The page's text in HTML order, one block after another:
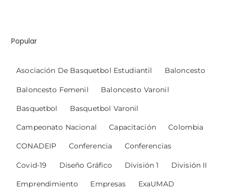
Popular
Asociación De Basquetbol Estudiantil Baloncesto
Baloncesto Femenil Baloncesto Varonil
Basquetbol Basquetbol Varonil
Campeonato Nacional Capacitación Colombia
CONADEIP Conferencia Conferencias
Covid-19 Diseño Gráfico División 1 División II
Emprendimiento Empresas ExaUMAD